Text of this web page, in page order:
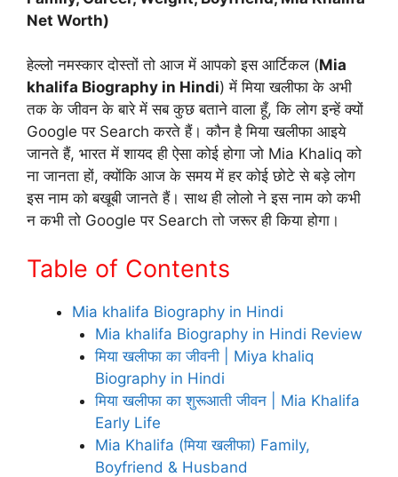
Net Worth)
हेल्लो नमस्कार दोस्तों तो आज में आपको इस आर्टिकल (Mia
khalifa Biography in Hindi) में मिया खलीफा के अभी
तक के जीवन के बारे में सब कुछ बताने वाला हूँ, कि लोग इन्हें क्यों
Google पर Search करते हैं। कौन है मिया खलीफा आइये
जानते हैं, भारत में शायद ही ऐसा कोई होगा जो Mia Khaliq को
ना जानता हों, क्योंकि आज के समय में हर कोई छोटे से बड़े लोग
इस नाम को बखूबी जानते हैं। साथ ही लोलो ने इस नाम को कभी
न कभी तो Google पर Search तो जरूर ही किया होगा।
Table of Contents
Mia khalifa Biography in Hindi
Mia khalifa Biography in Hindi Review
मिया खलीफा का जीवनी | Miya khaliq
Biography in Hindi
मिया खलीफा का शुरूआती जीवन | Mia Khalifa
Early Life
Mia Khalifa (मिया खलीफा) Family,
Boyfriend & Husband